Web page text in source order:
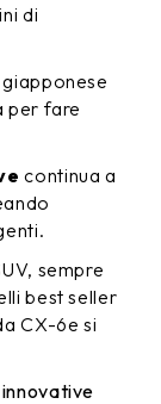
di
per fare
continua a
sempre
best seller
CX-6e si
innovative